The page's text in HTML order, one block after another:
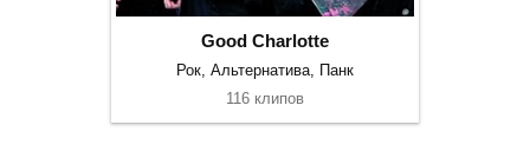
Good Charlotte
Рок, Альтернатива, Панк
116 клипов